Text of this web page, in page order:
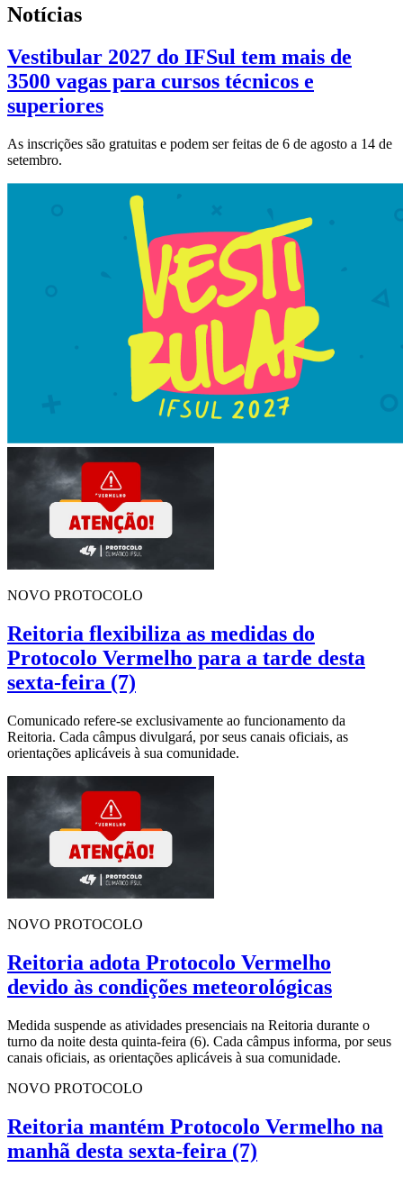
Notícias
Vestibular 2027 do IFSul tem mais de
3500 vagas para cursos técnicos e
superiores
As inscrições são gratuitas e podem ser feitas de 6 de agosto a 14 de
setembro.
NOVO PROTOCOLO
Reitoria flexibiliza as medidas do
Protocolo Vermelho para a tarde desta
sexta-feira (7)
Comunicado refere-se exclusivamente ao funcionamento da
Reitoria. Cada câmpus divulgará, por seus canais oficiais, as
orientações aplicáveis à sua comunidade.
NOVO PROTOCOLO
Reitoria adota Protocolo Vermelho
devido às condições meteorológicas
Medida suspende as atividades presenciais na Reitoria durante o
turno da noite desta quinta-feira (6). Cada câmpus informa, por seus
canais oficiais, as orientações aplicáveis à sua comunidade.
NOVO PROTOCOLO
Reitoria mantém Protocolo Vermelho na
manhã desta sexta-feira (7)